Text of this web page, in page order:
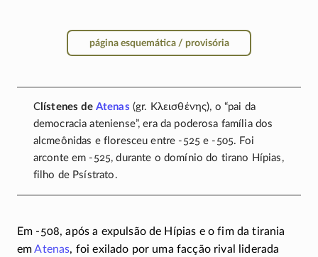
página esquemática / provisória
Clístenes de Atenas (gr. Κλεισθένης), o “pai da
democracia ateniense”, era da poderosa família dos
alcmeônidas e floresceu entre -525 e -505. Foi
arconte em -525, durante o domínio do tirano Hípias,
filho de Psístrato.
Em -508, após a expulsão de Hípias e o fim da tirania
emAtenas, foi exilado por uma facção rival liderada